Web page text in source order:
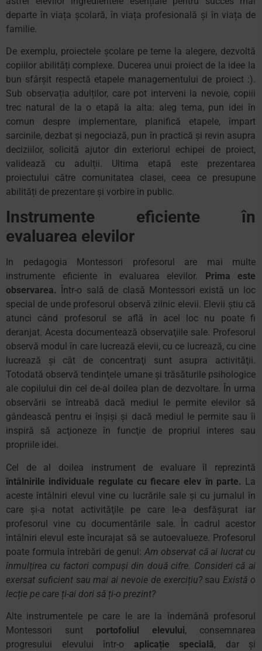
departe în viața școlară, în viața profesională și în viața de
familie.
De exemplu, proiectele școlare pe teme la alegere, dezvoltă
copiilor abilități complexe. Ducerea unui proiect de la idee la
bun sfârșit respectă etapele managementului de proiect :).
Sub observația adulților, care pot interveni la nevoie, copiii
trec natural de la o etapă la alta: aleg tema, pun idei în
comun despre implementare, planifică etapele, împart
sarcinile, dezbat și negociază, pun în practică și revin asupra
deciziilor, solicită ajutor din exteriorul echipei de proiect,
validează cu adulții. Ultima etapă este prezentarea
proiectului către comunitatea clasei, ceea ce presupune
abilități de prezentare și vorbire în public.
Instrumente eficiente în
evaluarea elevilor
In pedagogia Montessori profesorul are mai multe
instrumente eficiente în evaluarea elevilor.
Prima este
observarea.
Într-o sală de clasă Montessori există un loc
special de unde profesorul observă zilnic elevii. Elevii ştiu că
atunci când profesorul se află în acel loc nu poate fi
deranjat. Acesta documentează observaţiile sale. Profesorul
observă modul în care lucrează elevii, cu ce lucrează, cu cine
lucrează şi cât de concentraţi sunt asupra activităţii.
Totodată observă tendinţele umane şi trăsăturile psihologice
ale copilului din cel de-al doilea plan de dezvoltare. În urma
observării se întreabă dacă mediul le permite elevilor să
gândească pentru ei înșiși şi dacă mediul le permite sau îi
inspiră să acţioneze în funcţie de propriul interes sau
propriile idei.
Cel de al doilea instrument de evaluare îl reprezintă
întâlnirile individuale regulate cu fiecare elev în parte. La
aceste întâlniri elevul vine cu lucrările sale şi cu jurnalul în
care şi-a notat activităţile pe care le-a desfăşurat iar
profesorul vine cu documentările sale. În cadrul acestor
întâlniri elevul este încurajat să se autoevalueze. Profesorul
poate formula întrebări de genul: Am observat că ai lucrat cu
înmulțirea cu factori compuși din două cifre. Consideri că ai
exersat suficient sau mai ai nevoie de exercițiu?sau Există o
lecție pe care ți-ai dori să ți-o prezint?
Alte instrumentele pe care le are la îndemână profesorul
Montessori sunt portofoliul elevului, consemnarea
progresului elevului într-o aplicație specială, dar și